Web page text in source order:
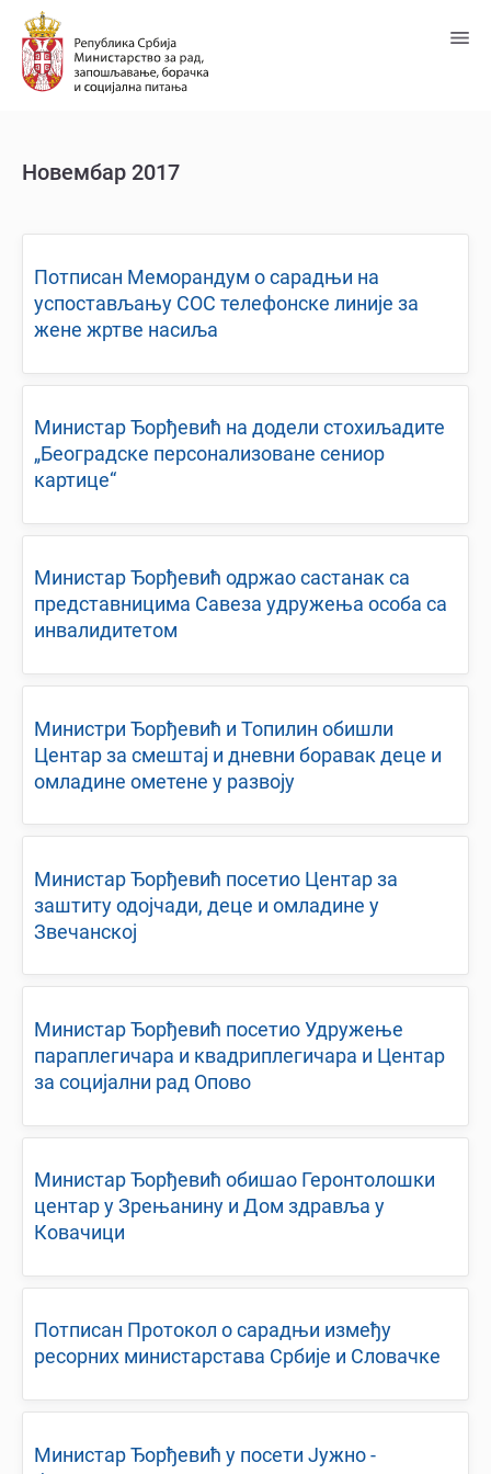
Пређи
главни
садржај
Новембар 2017
Потписан Меморандум о сарадњи на
успостављању СОС телефонске линије за
жене жртве насиља
Министар Ђорђевић на додели стохиљадите
„Београдске персонализоване сениор
картице“
Министар Ђорђевић одржао састанак са
представницима Савеза удружења особа са
инвалидитетом
Министри Ђорђевић и Топилин обишли
Центар за смештај и дневни боравак деце и
омладине ометене у развоју
Министар Ђорђевић посетио Центар за
заштиту одојчади, деце и омладине у
Звечанској
Министар Ђорђевић посетио Удружење
параплегичара и квадриплегичара и Центар
за социјални рад Опово
Министар Ђорђевић обишао Геронтолошки
центар у Зрењанину и Дом здравља у
Ковачици
Потписан Протокол о сарадњи између
ресорних министарстава Србије и Словачке
Министар Ђорђевић у посети Јужно -